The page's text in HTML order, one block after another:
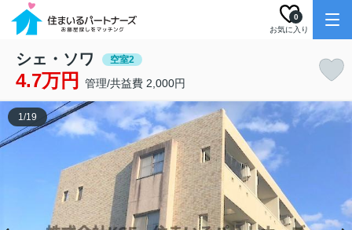
お気に入り
0
シェ・ソワ 空室2
4.7万円 管理/共益費 2,000円
1/19